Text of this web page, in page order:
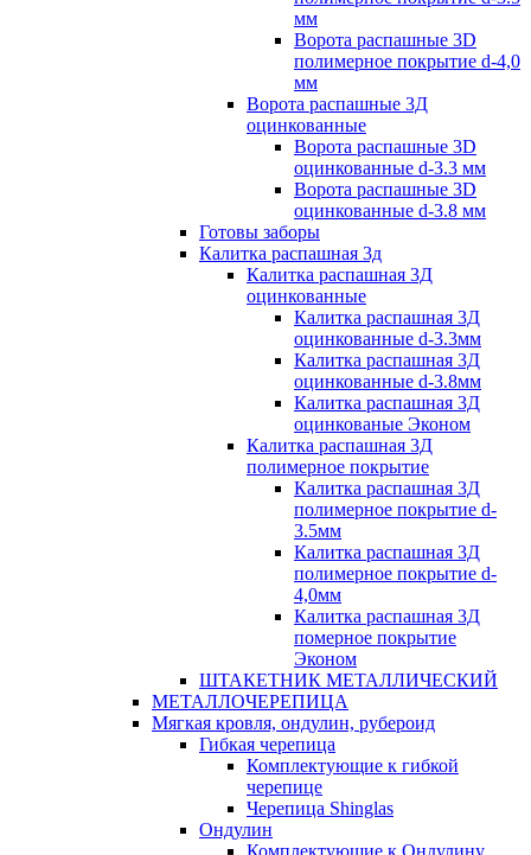
мм
Ворота распашные 3D
полимерное покрытие d-4,0
мм
Ворота распашные 3Д
оцинкованные
Ворота распашные 3D
оцинкованные d-3.3 мм
Ворота распашные 3D
оцинкованные d-3.8 мм
Готовы заборы
Калитка распашная 3д
Калитка распашная 3Д
оцинкованные
Калитка распашная 3Д
оцинкованные d-3.3мм
Калитка распашная 3Д
оцинкованные d-3.8мм
Калитка распашная 3Д
оцинкованые Эконом
Калитка распашная 3Д
полимерное покрытие
Калитка распашная 3Д
полимерное покрытие d-
3.5мм
Калитка распашная 3Д
полимерное покрытие d-
4,0мм
Калитка распашная 3Д
померное покрытие
Эконом
ШТАКЕТНИК МЕТАЛЛИЧЕСКИЙ
МЕТАЛЛОЧЕРЕПИЦА
Мягкая кровля, ондулин, рубероид
Гибкая черепица
Комплектующие к гибкой
черепице
Черепица Shinglas
Ондулин